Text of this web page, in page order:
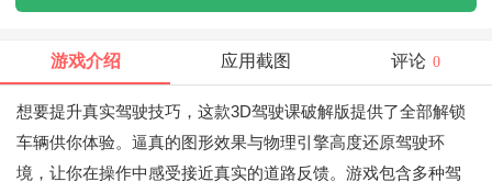
游戏介绍 应用截图 评论 0
想要提升真实驾驶技巧，这款3D驾驶课破解版提供了全部解锁
车辆供你体验。逼真的图形效果与物理引擎高度还原驾驶环
境，让你在操作中感受接近真实的道路反馈。游戏包含多种驾